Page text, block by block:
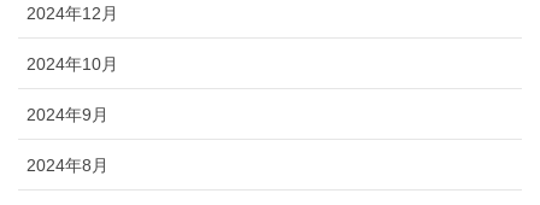
2024年12月
2024年10月
2024年9月
2024年8月